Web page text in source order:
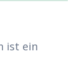
ist ein